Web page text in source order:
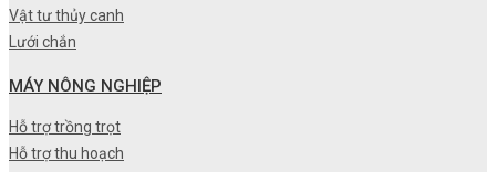
Vật tư thủy canh
Lưới chắn
MÁY NÔNG NGHIỆP
Hỗ trợ trồng trọt
Hỗ trợ thu hoạch